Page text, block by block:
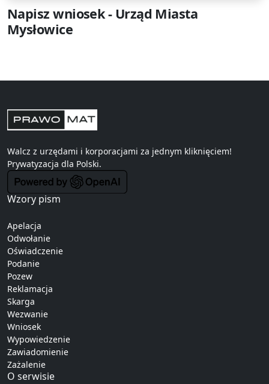
Napisz wniosek - Urząd Miasta
Mysłowice
Walcz z urzędami i korporacjami za jednym kliknięciem!
Prywatyzacja dla Polski.
Wzory pism
Apelacja
Odwołanie
Oświadczenie
Podanie
Pozew
Reklamacja
Skarga
Wezwanie
Wniosek
Wypowiedzenie
Zawiadomienie
Zażalenie
O serwisie